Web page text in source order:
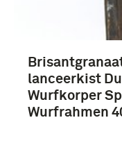
Frankrijk (10)
lanceerkist
Wurfkorper
Wurfrahmen